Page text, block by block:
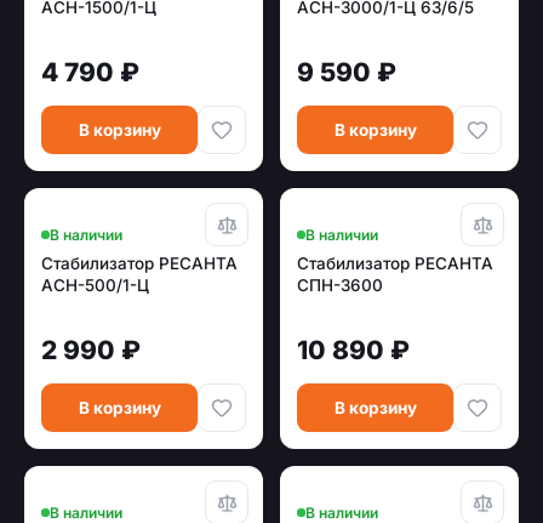
АСН-1500/1-Ц
4 790 ₽
В корзину
АСН-3000/1-Ц 63/6/5
9 590 ₽
В корзину
В наличии
Стабилизатор РЕСАНТА
АСН-500/1-Ц
2 990 ₽
В корзину
В наличии
Стабилизатор РЕСАНТА
СПН-3600
10 890 ₽
В корзину
В наличии В наличии